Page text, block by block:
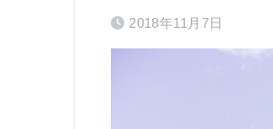
2018年11月7日